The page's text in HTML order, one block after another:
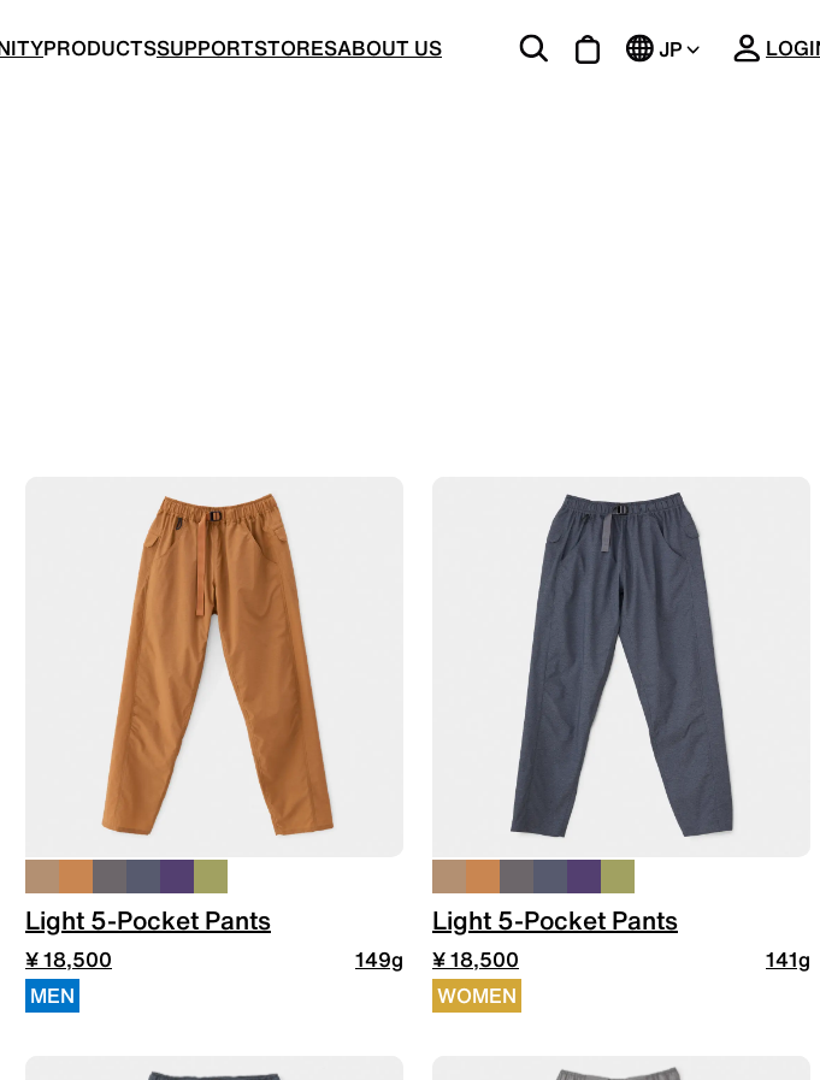
CLOSE
JP
PRODUCTSSUPPORTSTORESABOUT US
ALL WEATHER
どんな状況にも対応する全天候型行動着
ACTIVE INSULATION
動いても蒸れにくい保温行動着
機能を拡張する道具 製品ロスをなくすための特別販売
Light 5-Pocket Pants
¥ 18,500
149g
MEN
Light 5-Pocket Pants
¥ 18,500
141g
WOMEN